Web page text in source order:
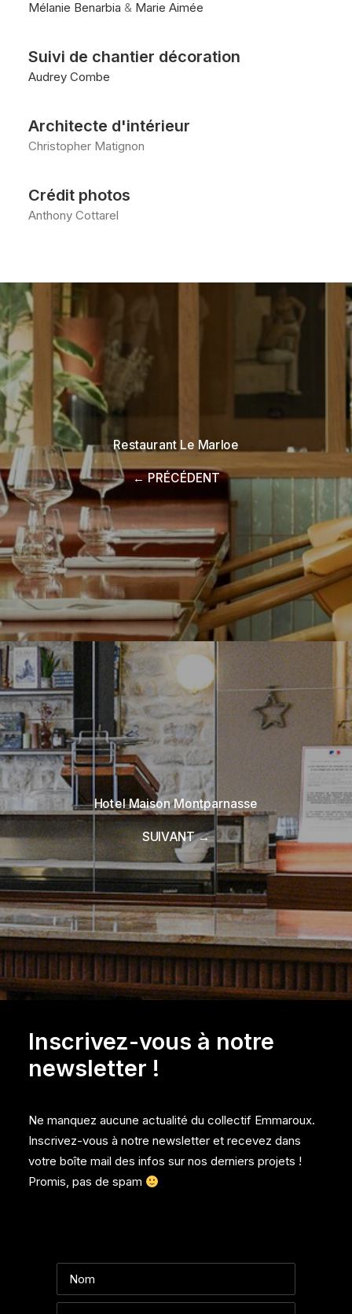
Mélanie Benarbia & Marie Aimée
Suivi de chantier décoration
Audrey Combe
Architecte d'intérieur
Christopher Matignon
Crédit photos
Anthony Cottarel
Restaurant Le Marloe
← PRÉCÉDENT
Hotel Maison Montparnasse
SUIVANT →
Inscrivez-vous à notre
newsletter !
Ne manquez aucune actualité du collectif Emmaroux.
Inscrivez-vous à notre newsletter et recevez dans
votre boîte mail des infos sur nos derniers projets !
Promis, pas de spam